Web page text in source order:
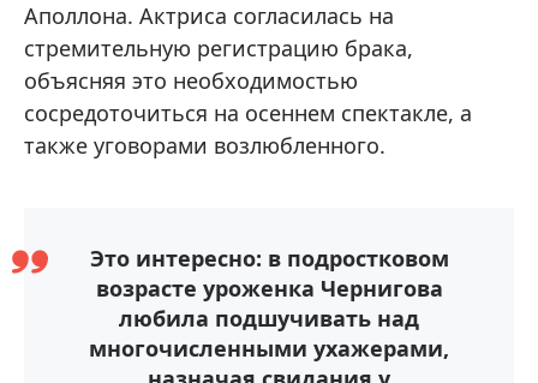
Аполлона. Актриса согласилась на
стремительную регистрацию брака,
объясняя это необходимостью
сосредоточиться на осеннем спектакле, а
также уговорами возлюбленного.
Это интересно: в подростковом
возрасте уроженка Чернигова
любила подшучивать над
многочисленными ухажерами,